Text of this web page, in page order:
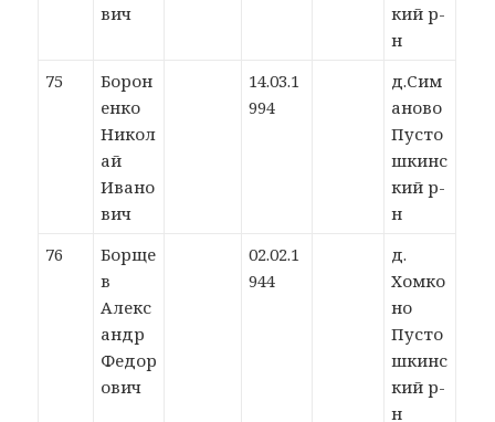
вич
кий р-
н
75
Борон
енко
Никол
ай
Ивано
вич
14.03.1
994
д.Сим
аново
Пусто
шкинс
кий р-
н
76
Борще
в
Алекс
андр
Федор
ович
02.02.1
944
д.
Хомко
но
Пусто
шкинс
кий р-
н